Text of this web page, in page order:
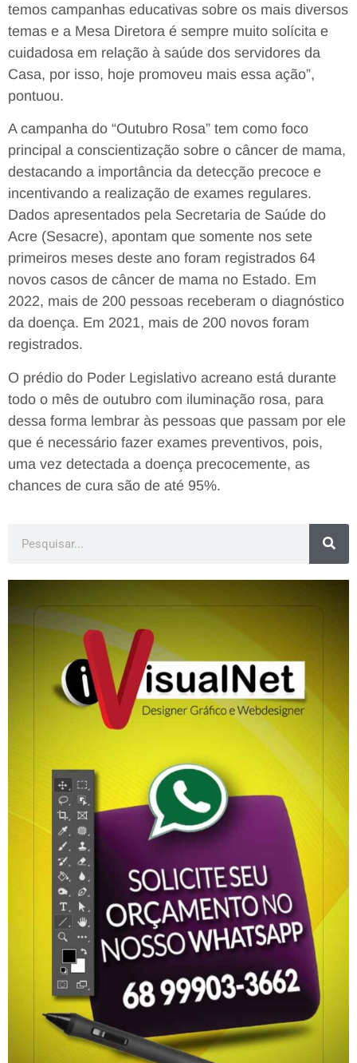
temos campanhas educativas sobre os mais diversos
temas e a Mesa Diretora é sempre muito solícita e
cuidadosa em relação à saúde dos servidores da
Casa, por isso, hoje promoveu mais essa ação”,
pontuou.
A campanha do “Outubro Rosa” tem como foco
principal a conscientização sobre o câncer de mama,
destacando a importância da detecção precoce e
incentivando a realização de exames regulares.
Dados apresentados pela Secretaria de Saúde do
Acre (Sesacre), apontam que somente nos sete
primeiros meses deste ano foram registrados 64
novos casos de câncer de mama no Estado. Em
2022, mais de 200 pessoas receberam o diagnóstico
da doença. Em 2021, mais de 200 novos foram
registrados.
O prédio do Poder Legislativo acreano está durante
todo o mês de outubro com iluminação rosa, para
dessa forma lembrar às pessoas que passam por ele
que é necessário fazer exames preventivos, pois,
uma vez detectada a doença precocemente, as
chances de cura são de até 95%.